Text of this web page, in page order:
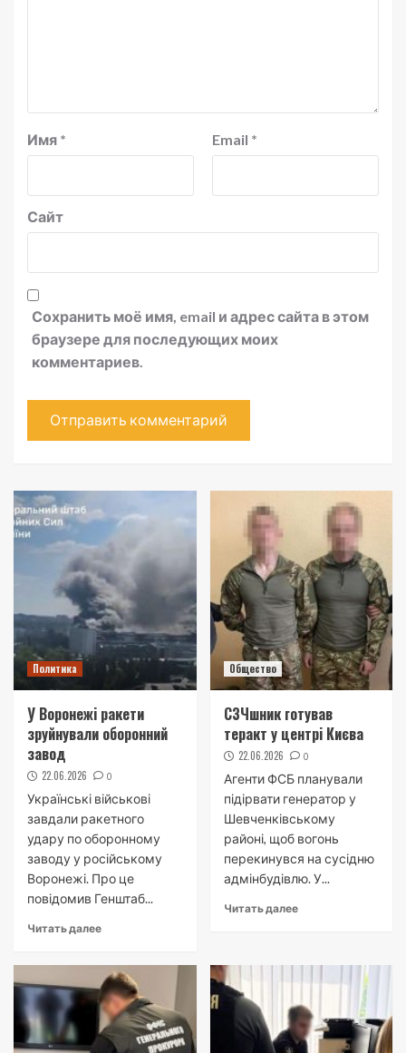
Имя * Email *
Сайт
Сохранить моё имя, email и адрес сайта в этом
браузере для последующих моих
комментариев.
Политика
У Воронежі ракети
зруйнували оборонний
завод
22.06.2026 0
Українські військові
завдали ракетного
удару по оборонному
заводу у російському
Воронежі. Про це
повідомив Генштаб...
Читать далее
Общество
СЗЧшник готував
теракт у центрі Києва
22.06.2026 0
Агенти ФСБ планували
підірвати генератор у
Шевченківському
районі, щоб вогонь
перекинувся на сусідню
адмінбудівлю. У...
Читать далее